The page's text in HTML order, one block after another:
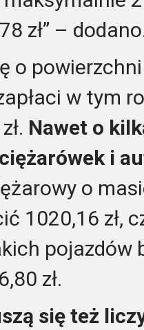
zł” –
o
w tym
Nawet o
i
o
1020,16 zł,
pojazdów
zł.
się też